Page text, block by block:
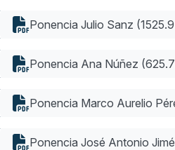
Ponencia Julio Sanz
Ponencia Ana Núñez
Ponencia Marco Aurelio
Ponencia José Antonio